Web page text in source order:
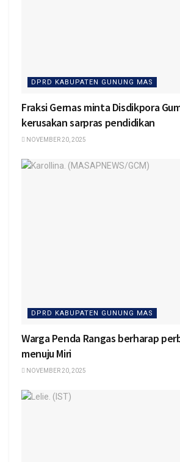
DPRD KABUPATEN GUNUNG MAS
Fraksi Gernas minta Disdikpora
kerusakan sarpras pendidikan
NOVEMBER 20, 2025
DPRD KABUPATEN GUNUNG MAS
Warga Penda Rangas berharap
menuju Miri
NOVEMBER 20, 2025